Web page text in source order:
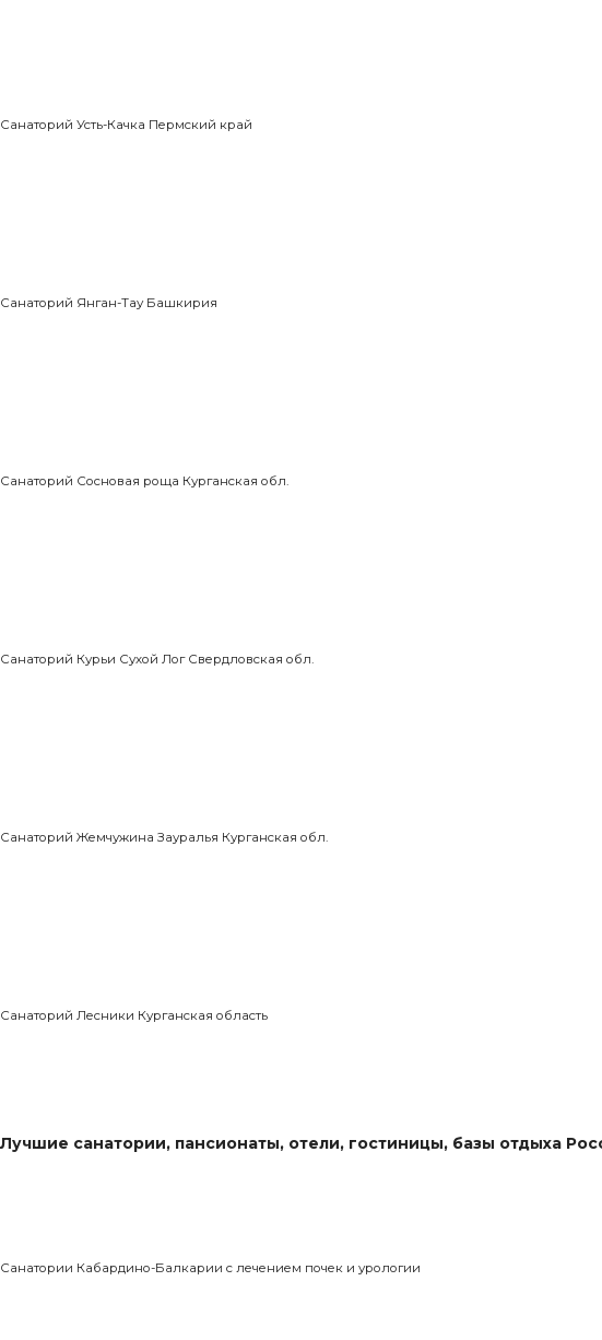
Санаторий Усть-Качка Пермский край
Санаторий Янган-Тау Башкирия
Санаторий Сосновая роща Курганская обл.
Санаторий Курьи Сухой Лог Свердловская обл.
Санаторий Жемчужина Зауралья Курганская обл.
Санаторий Лесники Курганская область
Лучшие санатории, пансионаты, отели, гостиницы, базы отдыха
Санатории Кабардино-Балкарии с лечением почек и урологии